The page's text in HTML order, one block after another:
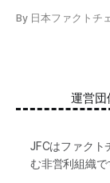
す。 拡散する偽・誤情報から身を守るために 偽・誤情報の
情報を51.5%の
によって、それ
る傾向がある。
By 日本ファクトチ
運営団
JFCはファクト
む非営利組織で